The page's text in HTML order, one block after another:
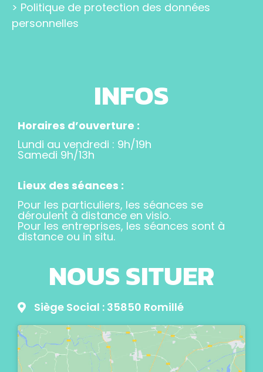
> Politique de protection des données
personnelles
INFOS
Horaires d’ouverture :
Lundi au vendredi : 9h/19h
Samedi 9h/13h
Lieux des séances :
Pour les particuliers, les séances se
déroulent à distance en visio.
Pour les entreprises, les séances sont à
distance ou in situ.
NOUS SITUER
Siège Social : 35850 Romillé